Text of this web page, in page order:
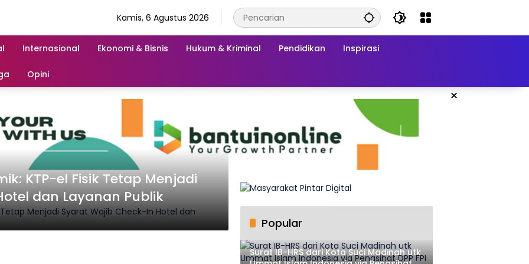
Kamis, 6 Agustus 2026
Internasional Ekonomi & Bisnis Hukum & Kriminal Pendidikan Inspirasi
Opini
×
KTP-el Fisik Tetap Menjadi
dan Layanan Publik
Popular
Surat IB-HRS dari Kota Suci Madinah utk